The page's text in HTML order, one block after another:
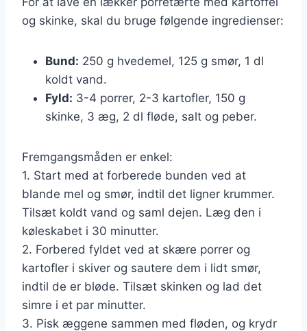
og skinke, skal du bruge følgende ingredienser:
Bund: 250 g hvedemel, 125 g smør, 1 dl
koldt vand.
Fyld: 3-4 porrer, 2-3 kartofler, 150 g
skinke, 3 æg, 2 dl fløde, salt og peber.
Fremgangsmåden er enkel:
1. Start med at forberede bunden ved at
blande mel og smør, indtil det ligner krummer.
Tilsæt koldt vand og saml dejen. Læg den i
køleskabet i 30 minutter.
2. Forbered fyldet ved at skære porrer og
kartofler i skiver og sautere dem i lidt smør,
indtil de er bløde. Tilsæt skinken og lad det
simre i et par minutter.
3. Pisk æggene sammen med fløden, og krydr